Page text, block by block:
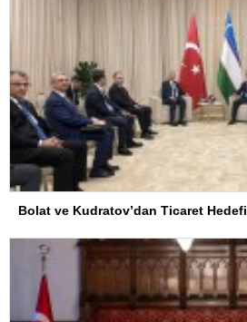
Bolat ve Kudratov’dan Ticaret Hedefi